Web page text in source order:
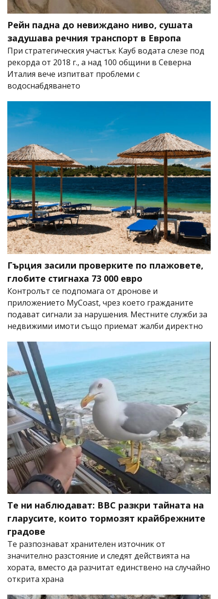
Рейн падна до невиждано ниво, сушата
задушава речния транспорт в Европа
При стратегическия участък Кауб водата слезе под
рекорда от 2018 г., а над 100 общини в Северна
Италия вече изпитват проблеми с
водоснабдяването
Гърция засили проверките по плажовете,
глобите стигнаха 73 000 евро
Контролът се подпомага от дронове и
приложението MyCoast, чрез което гражданите
подават сигнали за нарушения. Местните служби за
недвижими имоти също приемат жалби директно
Те ни наблюдават: BBC разкри тайната на
гларусите, които тормозят крайбрежните
градове
Те разпознават хранителен източник от
значително разстояние и следят действията на
хората, вместо да разчитат единствено на случайно
открита храна